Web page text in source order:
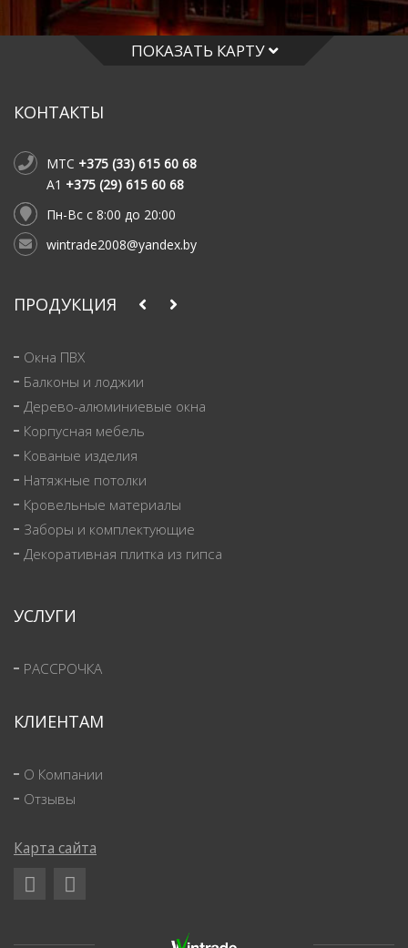
ПОКАЗАТЬ КАРТУ
КОНТАКТЫ
МТС +375 (33) 615 60 68
A1 +375 (29) 615 60 68
Пн-Вс с 8:00 до 20:00
wintrade2008@yandex.by
ПРОДУКЦИЯ
Окна ПВХ
Балконы и лоджии
Дерево-алюминиевые окна
Корпусная мебель
Кованые изделия
Натяжные потолки
Кровельные материалы
Заборы и комплектующие
Декоративная плитка из гипса
УСЛУГИ
РАССРОЧКА
КЛИЕНТАМ
О Компании
Отзывы
Карта сайта